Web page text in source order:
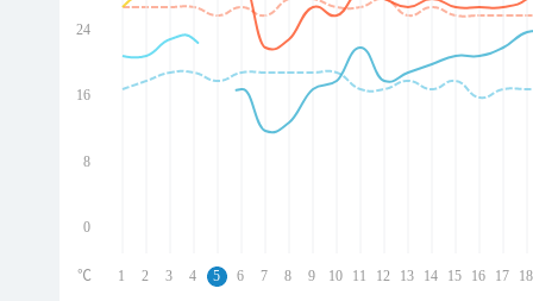
24
16
8
0
1 2 3 4 5 6 7 8 9 10 11 12 13 14 15 16 17 18
℃